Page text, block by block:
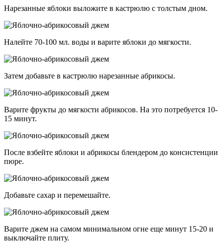
Нарезанные яблоки выложите в кастрюлю с толстым дном.
Налейте 70-100 мл. воды и варите яблоки до мягкости.
Затем добавьте в кастрюлю нарезанные абрикосы.
Варите фрукты до мягкости абрикосов. На это потребуется 10-
15 минут.
После взбейте яблоки и абрикосы блендером до консистенции
пюре.
Добавьте сахар и перемешайте.
Варите джем на самом минимальном огне еще минут 15-20 и
выключайте плиту.